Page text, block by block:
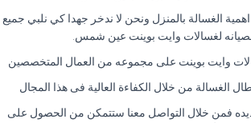
الغسالة بالمنزل ونحن لا ندخر جهدا كي نلبي جميع
لغسالات وايت بوينت عين شمس.
وايت بوينت على مجموعه من العمال المتخصصين
الغسالة من خلال الكفاءة العالية فى هذا المجال
فمن خلال التواصل معنا ستتمكن من الحصول على